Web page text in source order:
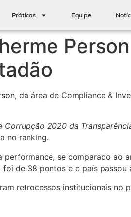
Práticas Equipe
, da área de Compliance &
Corrupção 2020 da
no ranking.
performance, se comparado ao
de 38 pontos e o país passou
retrocessos institucionais no